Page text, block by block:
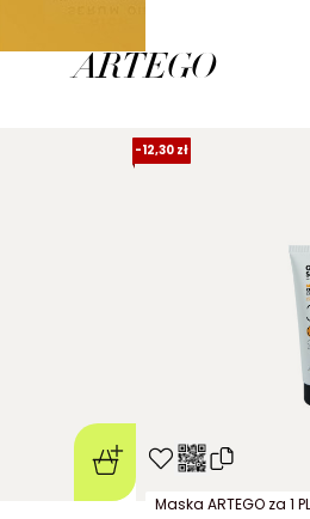
ARTEGO
-12,30 zł
Maska ARTEGO za 1